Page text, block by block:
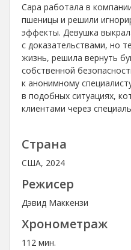
Сара работала в
пшеницы и решили
эффекты. Девушка
с доказательствами, но
жизнь, решила вернуть
собственной
к анонимному
в подобных ситуациях,
клиентами через
Страна
США, 2024
Режисер
Дэвид Маккензи
Хронометраж
112 мин.